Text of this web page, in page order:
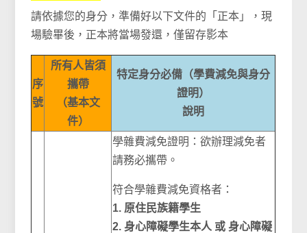
請依據您的身分，準備好以下文件的「正本」，現
場驗畢後，正本將當場發還，僅留存影本
序
號
所有人皆須
攜帶
（基本文
件）
特定身分必備（學費減免與身分
證明）
說明
學雜費減免證明：欲辦理減免者
請務必攜帶。
符合學雜費減免資格者：
1. 原住民族籍學生
2. 身心障礙學生本人 或 身心障礙